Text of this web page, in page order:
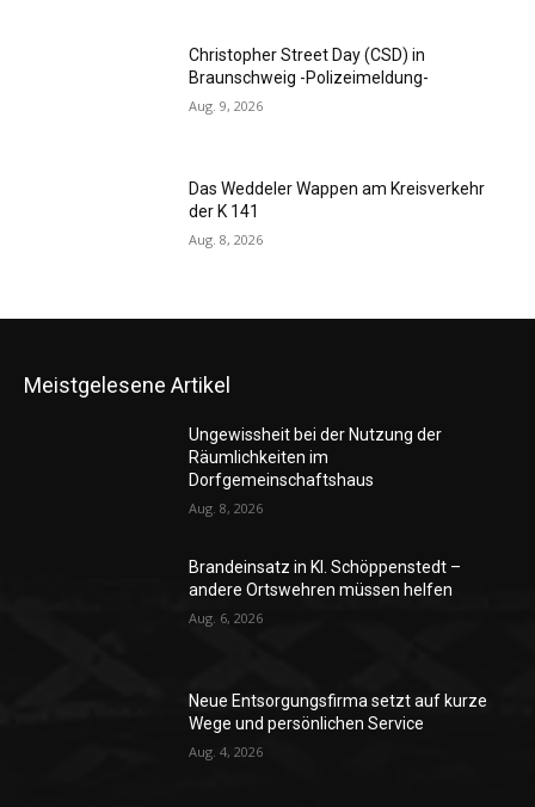
Christopher Street Day (CSD) in
Braunschweig -Polizeimeldung-
Aug. 9, 2026
Das Weddeler Wappen am Kreisverkehr
der K 141
Aug. 8, 2026
Meistgelesene Artikel
Ungewissheit bei der Nutzung der
Räumlichkeiten im
Dorfgemeinschaftshaus
Aug. 8, 2026
Brandeinsatz in Kl. Schöppenstedt –
andere Ortswehren müssen helfen
Aug. 6, 2026
Neue Entsorgungsfirma setzt auf kurze
Wege und persönlichen Service
Aug. 4, 2026